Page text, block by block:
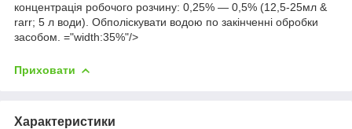
концентрація робочого розчину: 0,25% — 0,5% (12,5-25мл &
rarr; 5 л води). Обполіскувати водою по закінченні обробки
засобом. ="width:35%"/>
Приховати
Характеристики